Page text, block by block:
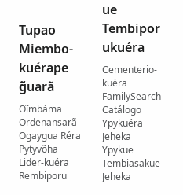
Tupao
Miembo-
kuérape
g̃uarã
Oĩmbáma
Ordenansarã
Ogaygua Réra
Pytyvõha
Lider-kuéra
Rembiporu
ue
Tembipor
ukuéra
Cementerio-
kuéra
FamilySearch
Catálogo
Ypykuéra
Jeheka
Ypykue
Tembiasakue
Jeheka